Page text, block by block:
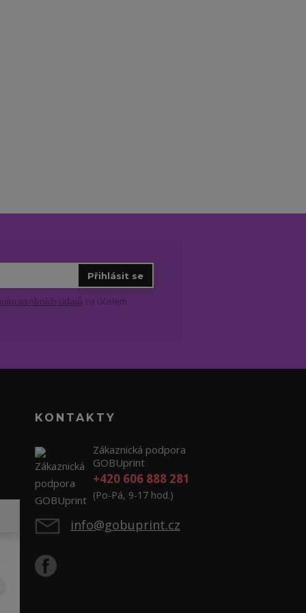
Přihlásit se
osobních údajů za účelem
KONTAKTY
Zákaznická podpora
GOBUprint
+420 606 888 281
(Po-Pá, 9-17 hod.)
info@gobuprint.cz